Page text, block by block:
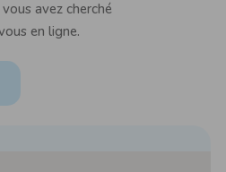
avez cherché
en ligne.